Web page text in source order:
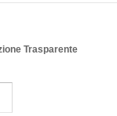
Trasparente